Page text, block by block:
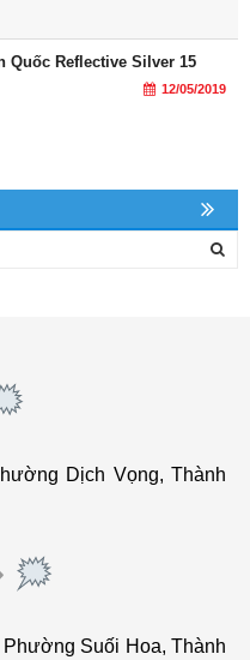
Quốc Reflective Silver 15
12/05/2019
Dịch Vọng, Thành
Suối Hoa, Thành